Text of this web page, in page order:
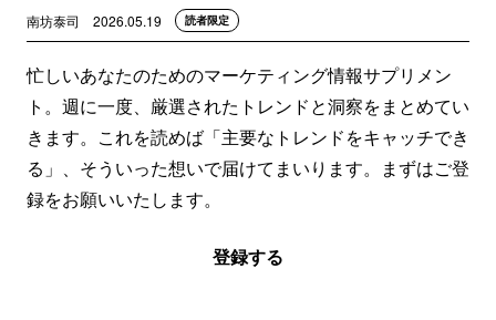
南坊泰司 2026.05.19 読者限定
忙しいあなたのためのマーケティング情報サプリメン
ト。週に一度、厳選されたトレンドと洞察をまとめてい
きます。これを読めば「主要なトレンドをキャッチでき
る」、そういった想いで届けてまいります。まずはご登
録をお願いいたします。
登録する